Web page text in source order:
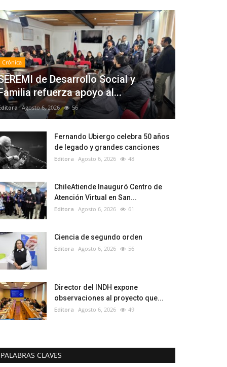
Crónica
de Desarrollo Social y
refuerza apoyo al...
Agosto 6, 2026 56
Fernando Ubiergo celebra 50 años
de legado y grandes canciones
Editora Agosto 6, 2026 48
ChileAtiende Inauguró Centro de
Atención Virtual en San...
Editora Agosto 6, 2026 61
Ciencia de segundo orden
Editora Agosto 6, 2026 56
Director del INDH expone
observaciones al proyecto que...
Editora Agosto 6, 2026 49
PALABRAS CLAVES